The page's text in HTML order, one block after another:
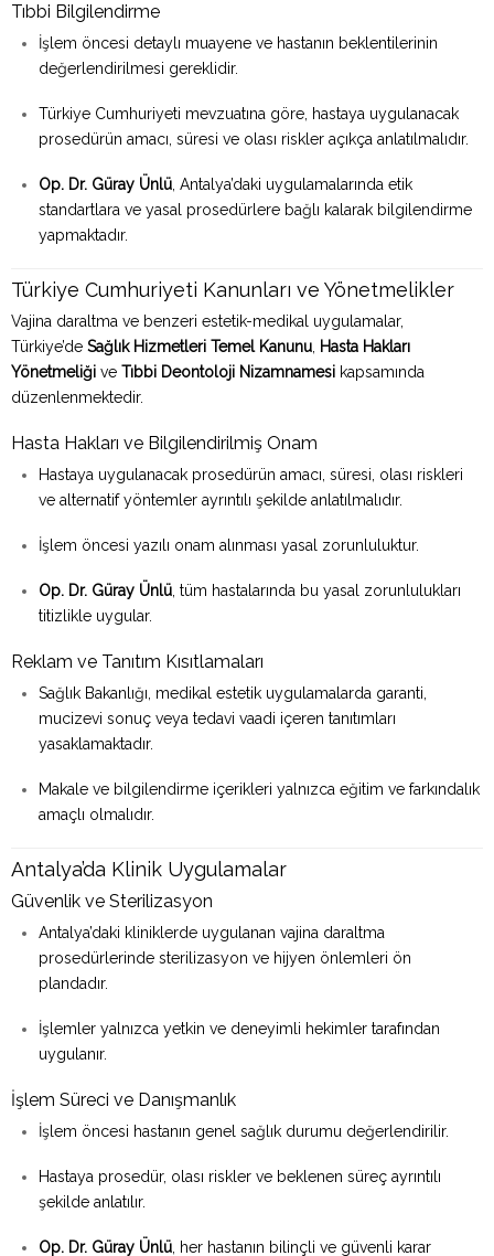
Tıbbi Bilgilendirme
İşlem öncesi detaylı muayene ve hastanın beklentilerinin
değerlendirilmesi gereklidir.
Türkiye Cumhuriyeti mevzuatına göre, hastaya uygulanacak
prosedürün amacı, süresi ve olası riskler açıkça anlatılmalıdır.
Op. Dr. Güray Ünlü, Antalya’daki uygulamalarında etik
standartlara ve yasal prosedürlere bağlı kalarak bilgilendirme
yapmaktadır.
Türkiye Cumhuriyeti Kanunları ve Yönetmelikler
Vajina daraltma ve benzeri estetik-medikal uygulamalar,
Türkiye’de Sağlık Hizmetleri Temel Kanunu, Hasta Hakları
Yönetmeliği ve Tıbbi Deontoloji Nizamnamesi kapsamında
düzenlenmektedir.
Hasta Hakları ve Bilgilendirilmiş Onam
Hastaya uygulanacak prosedürün amacı, süresi, olası riskleri
ve alternatif yöntemler ayrıntılı şekilde anlatılmalıdır.
İşlem öncesi yazılı onam alınması yasal zorunluluktur.
Op. Dr. Güray Ünlü, tüm hastalarında bu yasal zorunlulukları
titizlikle uygular.
Reklam ve Tanıtım Kısıtlamaları
Sağlık Bakanlığı, medikal estetik uygulamalarda garanti,
mucizevi sonuç veya tedavi vaadi içeren tanıtımları
yasaklamaktadır.
Makale ve bilgilendirme içerikleri yalnızca eğitim ve farkındalık
amaçlı olmalıdır.
Antalya’da Klinik Uygulamalar
Güvenlik ve Sterilizasyon
Antalya’daki kliniklerde uygulanan vajina daraltma
prosedürlerinde sterilizasyon ve hijyen önlemleri ön
plandadır.
İşlemler yalnızca yetkin ve deneyimli hekimler tarafından
uygulanır.
İşlem Süreci ve Danışmanlık
İşlem öncesi hastanın genel sağlık durumu değerlendirilir.
Hastaya prosedür, olası riskler ve beklenen süreç ayrıntılı
şekilde anlatılır.
Op. Dr. Güray Ünlü, her hastanın bilinçli ve güvenli karar